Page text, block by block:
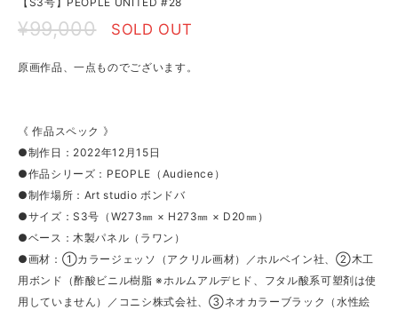
¥99,000 SOLD OUT
原画作品、一点ものでございます。
《 作品スペック 》
●制作日：2022年12月15日
●作品シリーズ：PEOPLE（Audience）
●制作場所：Art studio ボンドバ
●サイズ：S3号（W273㎜ × H273㎜ × D20㎜）
●ベース：木製パネル（ラワン）
●画材：①カラージェッソ（アクリル画材）／ホルベイン社、②木工
用ボンド（酢酸ビニル樹脂 ※ホルムアルデヒド、フタル酸系可塑剤は使
用していません）／コニシ株式会社、③ネオカラーブラック（水性絵